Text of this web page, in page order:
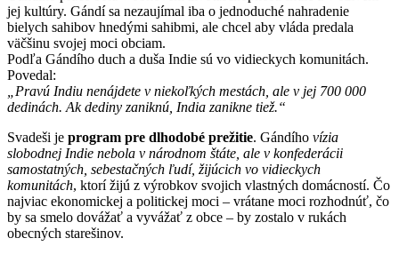
jej kultúry. Gándí sa nezaujímal iba o jednoduché nahradenie
bielych sahibov hnedými sahibmi, ale chcel aby vláda predala
väčšinu svojej moci obciam.
Podľa Gándího duch a duša Indie sú vo vidieckych komunitách.
Povedal:
„Pravú Indiu nenájdete v niekoľkých mestách, ale v jej 700 000
dedinách. Ak dediny zaniknú, India zanikne tiež.“
Svadeši je program pre dlhodobé prežitie. Gándího vízia
slobodnej Indie nebola v národnom štáte, ale v konfederácii
samostatných, sebestačných ľudí, žijúcich vo vidieckych
komunitách, ktorí žijú z výrobkov svojich vlastných domácností. Čo
najviac ekonomickej a politickej moci – vrátane moci rozhodnúť, čo
by sa smelo dovážať a vyvážať z obce – by zostalo v rukách
obecných starešinov.